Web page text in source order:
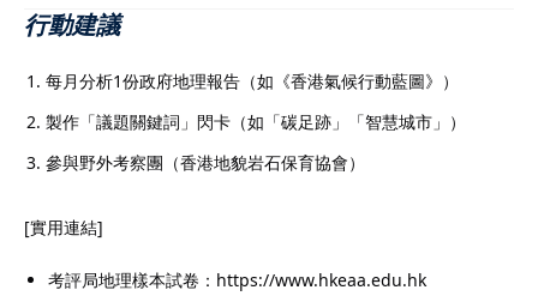
行動建議
每月分析1份政府地理報告（如《香港氣候行動藍圖》）
製作「議題關鍵詞」閃卡（如「碳足跡」「智慧城市」）
參與野外考察團（香港地貌岩石保育協會）
[實用連結]
考評局地理樣本試卷：https://www.hkeaa.edu.hk